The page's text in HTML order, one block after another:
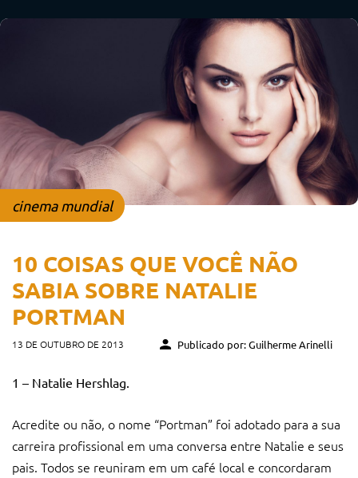
cinema mundial
10 COISAS QUE VOCÊ NÃO
SABIA SOBRE NATALIE
PORTMAN
13 DE OUTUBRO DE 2013 Publicado por: Guilherme Arinelli
1 – Natalie Hershlag.
Acredite ou não, o nome “Portman” foi adotado para a sua
carreira profissional em uma conversa entre Natalie e seus
pais. Todos se reuniram em um café local e concordaram